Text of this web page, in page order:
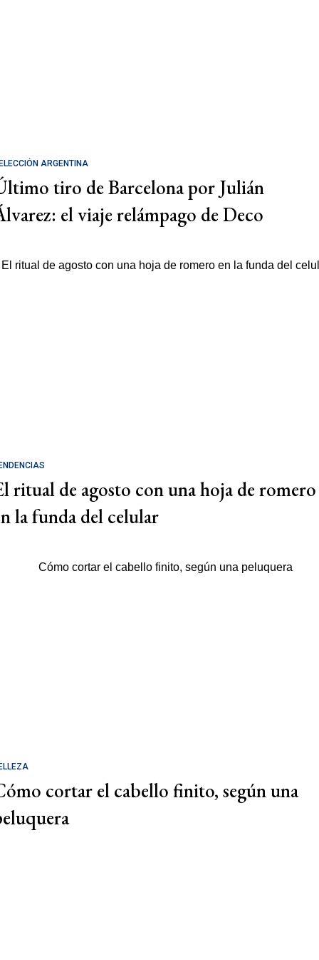
ARGENTINA
tiro de Barcelona por Julián
el viaje relámpago de Deco
ritual de agosto con una hoja de romero
la funda del celular
cortar el cabello finito, según una